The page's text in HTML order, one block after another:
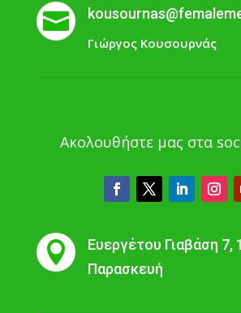

Γιώργος Κουσουρνάς
Ακολουθήστε μας στα

Ευεργέτου Γιαβάση 7,
Παρασκευή